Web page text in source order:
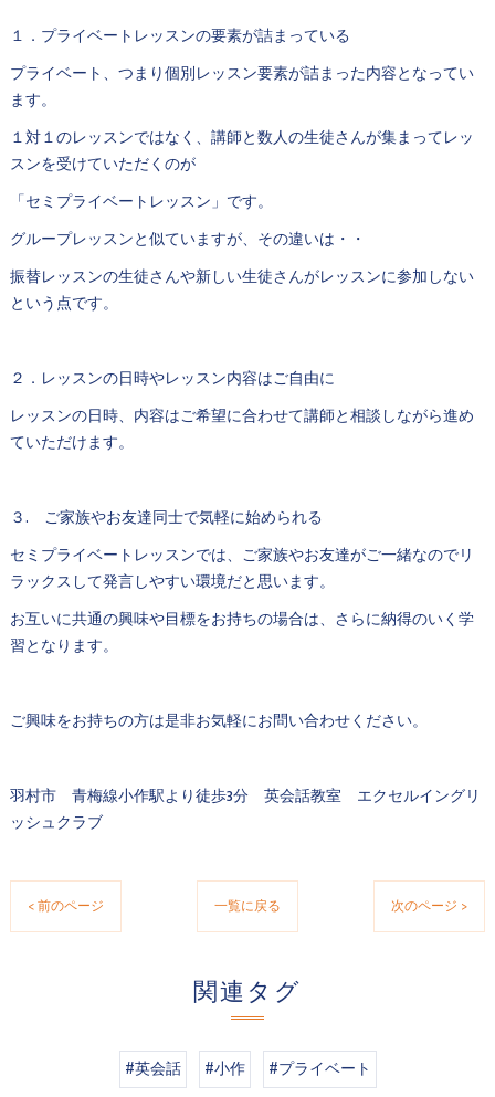
１．プライベートレッスンの要素が詰まっている
プライベート、つまり個別レッスン要素が詰まった内容となってい
ます。
１対１のレッスンではなく、講師と数人の生徒さんが集まってレッ
スンを受けていただくのが
「セミプライベートレッスン」です。
グループレッスンと似ていますが、その違いは・・
振替レッスンの生徒さんや新しい生徒さんがレッスンに参加しない
という点です。
２．レッスンの日時やレッスン内容はご自由に
レッスンの日時、内容はご希望に合わせて講師と相談しながら進め
ていただけます。
３. ご家族やお友達同士で気軽に始められる
セミプライベートレッスンでは、ご家族やお友達がご一緒なのでリ
ラックスして発言しやすい環境だと思います。
お互いに共通の興味や目標をお持ちの場合は、さらに納得のいく学
習となります。
ご興味をお持ちの方は是非お気軽にお問い合わせください。
羽村市 青梅線小作駅より徒歩3分 英会話教室 エクセルイングリ
ッシュクラブ
< 前のページ 一覧に戻る 次のページ >
関連タグ
#英会話 #小作 #プライベート